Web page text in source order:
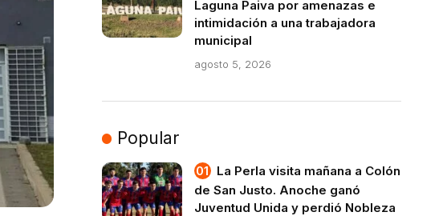
Laguna Paiva por amenazas e
intimidación a una trabajadora
municipal
agosto 5, 2026
Popular
La Perla visita mañana a Colón
de San Justo. Anoche ganó
Juventud Unida y perdió Nobleza